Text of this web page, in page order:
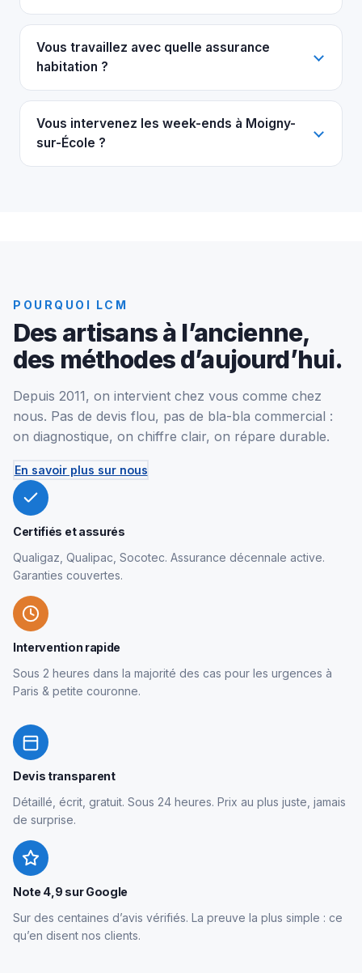
Vous travaillez avec quelle assurance
habitation ?
Vous intervenez les week-ends à Moigny-
sur-École ?
POURQUOI LCM
Des artisans à l’ancienne,
des méthodes d’aujourd’hui.
Depuis 2011, on intervient chez vous comme chez
nous. Pas de devis flou, pas de bla-bla commercial :
on diagnostique, on chiffre clair, on répare durable.
En savoir plus sur nous
Certifiés et assurés
Qualigaz, Qualipac, Socotec. Assurance décennale active.
Garanties couvertes.
Intervention rapide
Sous 2 heures dans la majorité des cas pour les urgences à
Paris & petite couronne.
Devis transparent
Détaillé, écrit, gratuit. Sous 24 heures. Prix au plus juste, jamais
de surprise.
Note 4,9 sur Google
Sur des centaines d’avis vérifiés. La preuve la plus simple : ce
qu’en disent nos clients.